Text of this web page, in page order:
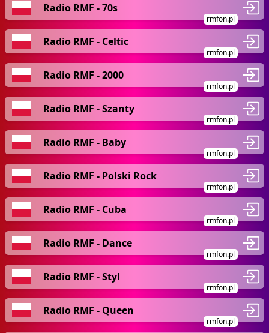
Radio RMF - 70s
rmfon.pl
Radio RMF - Celtic
rmfon.pl
Radio RMF - 2000
rmfon.pl
Radio RMF - Szanty
rmfon.pl
Radio RMF - Baby
rmfon.pl
Radio RMF - Polski Rock
rmfon.pl
Radio RMF - Cuba
rmfon.pl
Radio RMF - Dance
rmfon.pl
Radio RMF - Styl
rmfon.pl
Radio RMF - Queen
rmfon.pl